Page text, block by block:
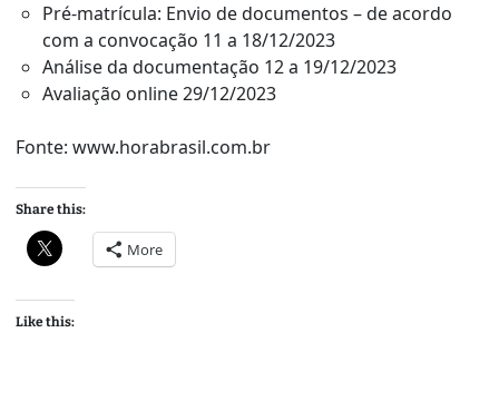
Pré-matrícula: Envio de documentos – de acordo
com a convocação 11 a 18/12/2023
Análise da documentação 12 a 19/12/2023
Avaliação online 29/12/2023
Fonte: www.horabrasil.com.br
Share this:
More
Like this: